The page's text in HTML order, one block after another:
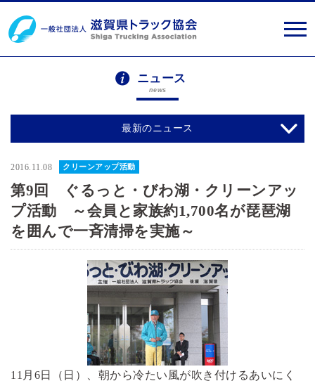
ニュース
news
最新のニュース
2016.11.08 クリーンアップ活動
第9回 ぐるっと・びわ湖・クリーンアッ
プ活動 ～会員と家族約1,700名が琵琶湖
を囲んで一斉清掃を実施～
11月6日（日）、朝から冷たい風が吹き付けるあいにく